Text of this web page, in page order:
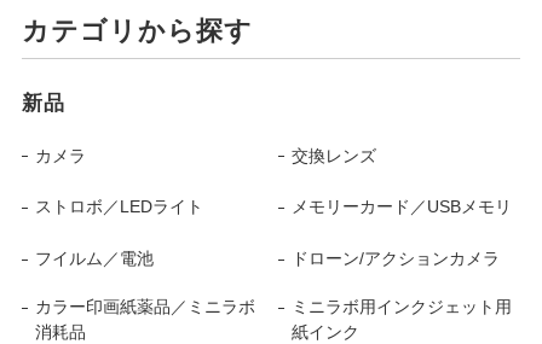
カテゴリから探す
新品
カメラ 交換レンズ
ストロボ／LEDライト メモリーカード／USBメモリ
フイルム／電池 ドローン/アクションカメラ
カラー印画紙薬品／ミニラボ
消耗品
ミニラボ用インクジェット用
紙インク